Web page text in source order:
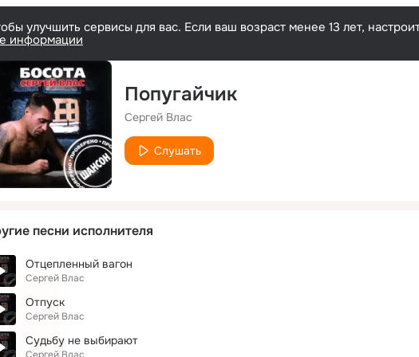
улучшить сервисы для вас. Если ваш возраст менее 13 лет,
информации
Попугайчик
Сергей Влас
Слушать
песни исполнителя
Отцепленный вагон
Сергей Влас
Отпуск
Сергей Влас
Судьбу не выбирают